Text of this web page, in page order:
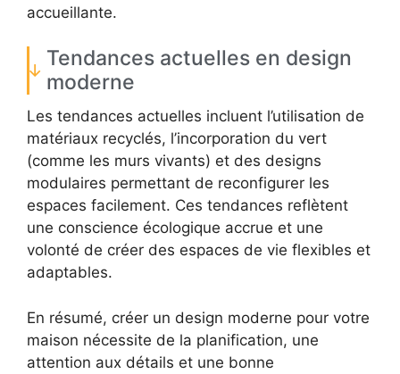
accueillante.
Tendances actuelles en design
moderne
Les tendances actuelles incluent l’utilisation de
matériaux recyclés, l’incorporation du vert
(comme les murs vivants) et des designs
modulaires permettant de reconfigurer les
espaces facilement. Ces tendances reflètent
une conscience écologique accrue et une
volonté de créer des espaces de vie flexibles et
adaptables.
En résumé, créer un design moderne pour votre
maison nécessite de la planification, une
attention aux détails et une bonne